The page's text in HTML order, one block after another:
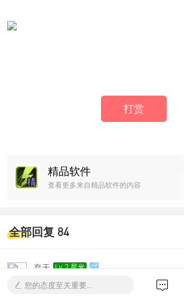
打赏
精品软件
查看更多来自精品软件的内容
全部回复 84
弃天 Lv.2 星光
您的态度至关重要...